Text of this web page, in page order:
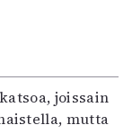
joissain
mutta